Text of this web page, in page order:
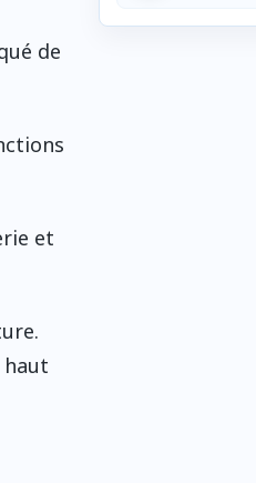
de
et
haut